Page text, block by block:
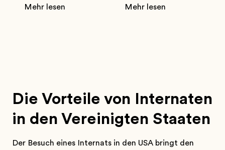
Mehr lesen
Mehr lesen
Die Vorteile von Internaten
in den Vereinigten Staaten
Der Besuch eines Internats in den USA bringt den